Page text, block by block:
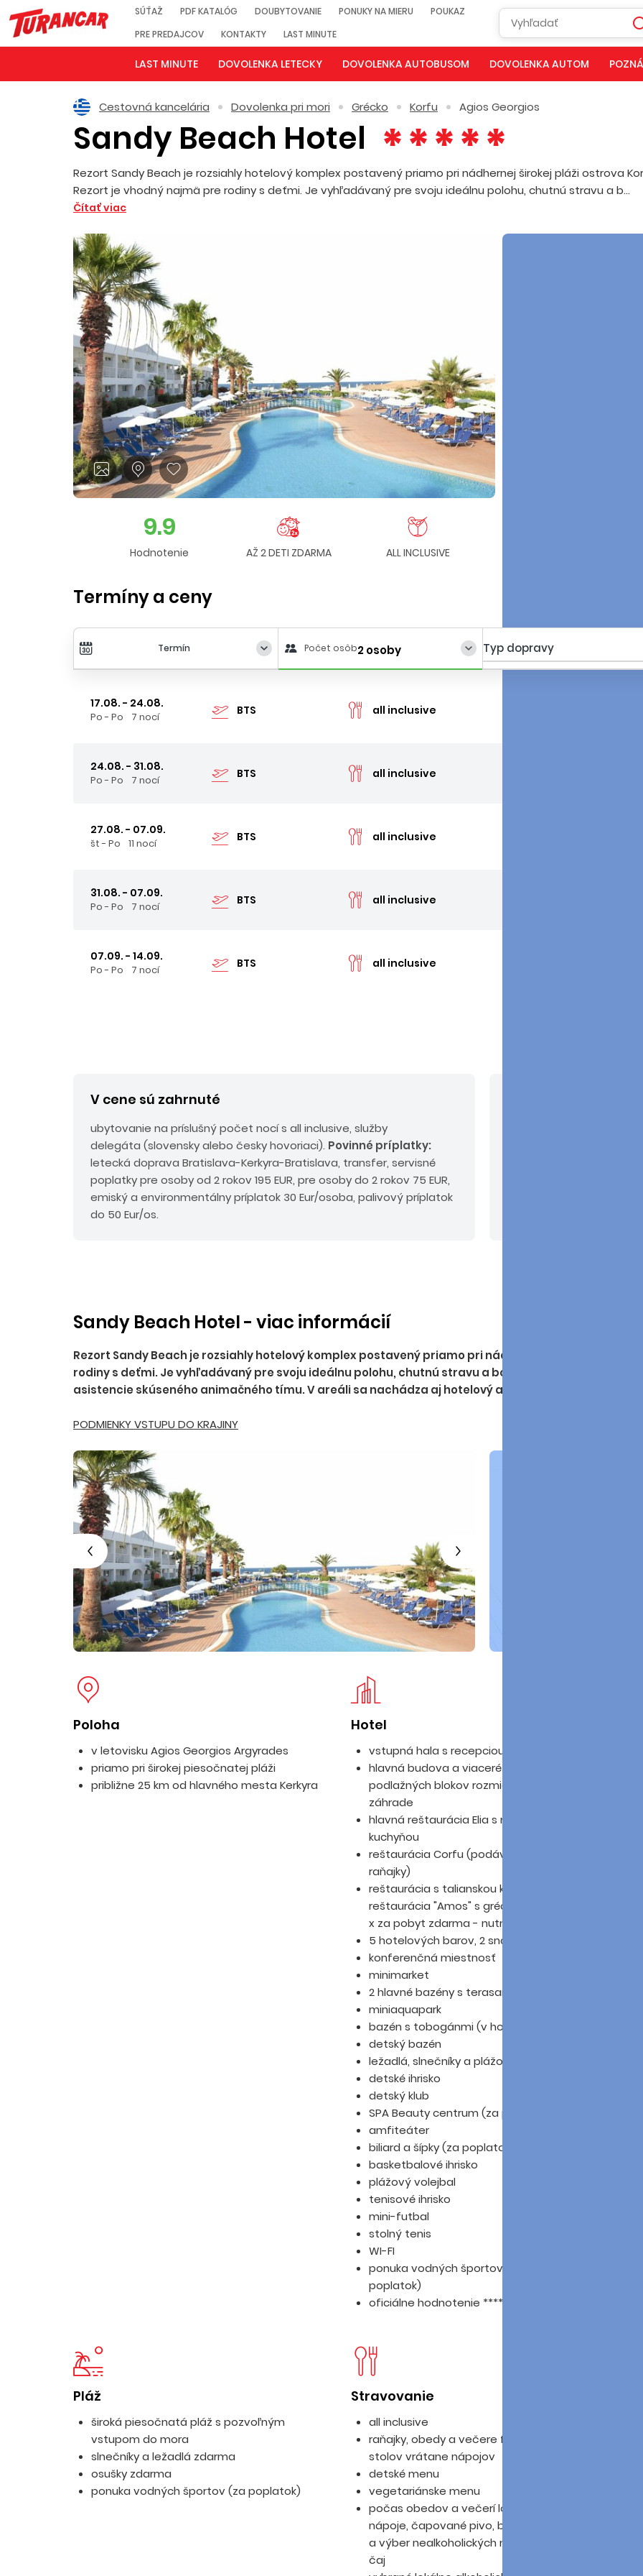
SÚŤAŽ PDF KATALÓG DOUBYTOVANIE PONUKY NA MIERU
POUKAZ
PRE PREDAJCOV
KONTAKTY LAST MINUTE
LAST MINUTE DOVOLENKA LETECKY DOVOLENKA AUTOBUSOM DOVOLENKA AUTOM
Cestovná kancelária Dovolenka pri mori Grécko Korfu Agios Georgios
Sandy Beach Hotel
Rezort Sandy Beach je rozsiahly hotelový komplex postavený priamo pri nádhernej širokej pláži ostrova
Rezort je vhodný najmä pre rodiny s deťmi. Je vyhľadávaný pre svoju ideálnu polohu, chutnú stravu a b...
Čítať viac
9.9
Hodnotenie AŽ 2 DETI ZDARMA ALL INCLUSIVE
Termíny a ceny
Termín Počet osôb2 osoby Typ dopravy
17.08. - 24.08.
Po - Po 7 nocí BTS all inclusive
24.08. - 31.08.
Po - Po 7 nocí BTS all inclusive
27.08. - 07.09.
št - Po 11 nocí BTS all inclusive
31.08. - 07.09.
Po - Po 7 nocí BTS all inclusive
07.09. - 14.09.
Po - Po 7 nocí BTS all inclusive
V cene sú zahrnuté
ubytovanie na príslušný počet nocí s all inclusive, služby
delegáta (slovensky alebo česky hovoriaci). Povinné príplatky:
letecká doprava Bratislava-Kerkyra-Bratislava, transfer, servisné
poplatky pre osoby od 2 rokov 195 EUR, pre osoby do 2 rokov 75 EUR,
emiský a environmentálny príplatok 30 Eur/osoba, palivový príplatok
do 50 Eur/os.
Sandy Beach Hotel - viac informácií
Rezort Sandy Beach je rozsiahly hotelový komplex postavený priamo pri nádhernej širokej pláži
rodiny s deťmi. Je vyhľadávaný pre svoju ideálnu polohu, chutnú stravu a bohaté možnosti
asistencie skúseného animačného tímu. V areáli sa nachádza aj hotelový aqupark, ktorý je v cene.
PODMIENKY VSTUPU DO KRAJINY
Poloha
v letovisku Agios Georgios Argyrades
priamo pri širokej piesočnatej pláži
približne 25 km od hlavného mesta Kerkyra
Hotel
vstupná hala s recepciou
hlavná budova a viaceré 2 a 3
podlažných blokov rozmiestné v upravenej
záhrade
hlavná reštaurácia Elia s medzinárodnou
kuchyňou
reštaurácia Corfu (podávané neskoré
raňajky)
reštaurácia s talianskou kuchyňou "Ill Gusto" ,
reštaurácia "Amos" s gréckymi špecialitami (1
x za pobyt zdarma - nutná rezervácia)
5 hotelových barov, 2 snack bary
konferenčná miestnosť
minimarket
2 hlavné bazény s terasami
miniaquapark
bazén s tobogánmi (v hotelovom režime)
detský bazén
ležadlá, slnečníky a plážové osušky zdarma
detské ihrisko
detský klub
SPA Beauty centrum (za poplatok)
amfiteáter
biliard a šípky (za poplatok)
basketbalové ihrisko
plážový volejbal
tenisové ihrisko
mini-futbal
stolný tenis
WI-FI
ponuka vodných športov na pláži (za
poplatok)
oficiálne hodnotenie ****
Pláž
široká piesočnatá pláž s pozvoľným
vstupom do mora
slnečníky a ležadlá zdarma
osušky zdarma
ponuka vodných športov (za poplatok)
Stravovanie
all inclusive
raňajky, obedy a večere formou švédskych
stolov vrátane nápojov
detské menu
vegetariánske menu
počas obedov a večerí lokálne alkoholické
nápoje, čapované pivo, biele a červené víno
a výber nealkoholických nápojov, voda, káva,
čaj